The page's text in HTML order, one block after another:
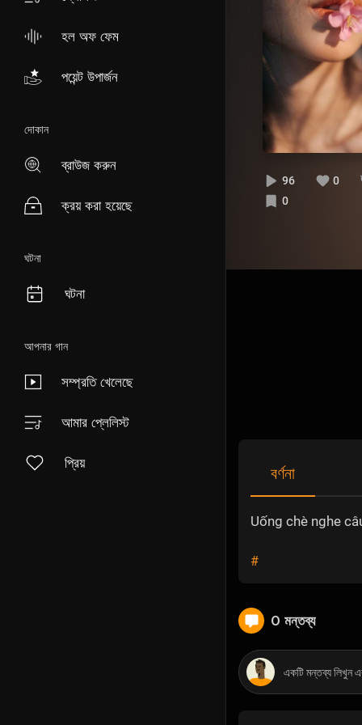
হল অফ ফেম
পয়েন্ট উপার্জন
দোকান
ব্রাউজ করুন
ক্রয় করা হয়েছে
ঘটনা
ঘটনা
আপনার গান
সম্প্রতি খেলেছে
আমার প্লেলিস্ট
প্রিয়
96
0
0
বর্ণনা
Uống chè nghe
#
0 মন্তব্য